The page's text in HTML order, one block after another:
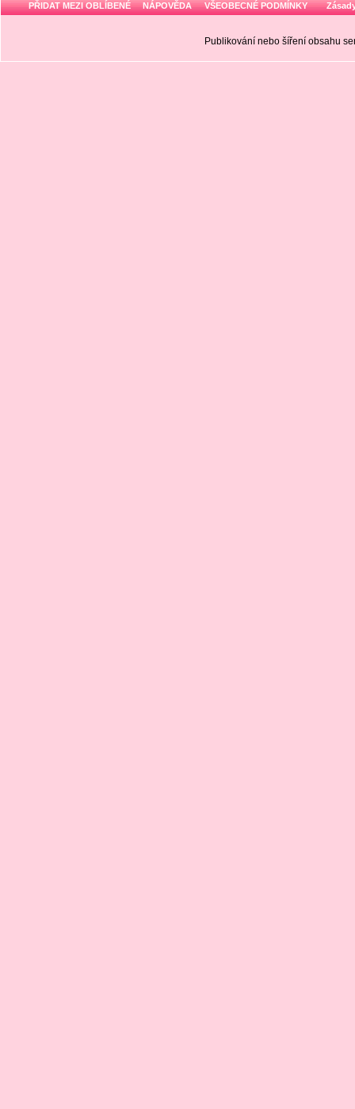
PŘIDAT MEZI OBLÍBENÉ NÁPOVĚDA VŠEOBECNÉ PODMÍNKY
Publikování nebo šíření obsahu